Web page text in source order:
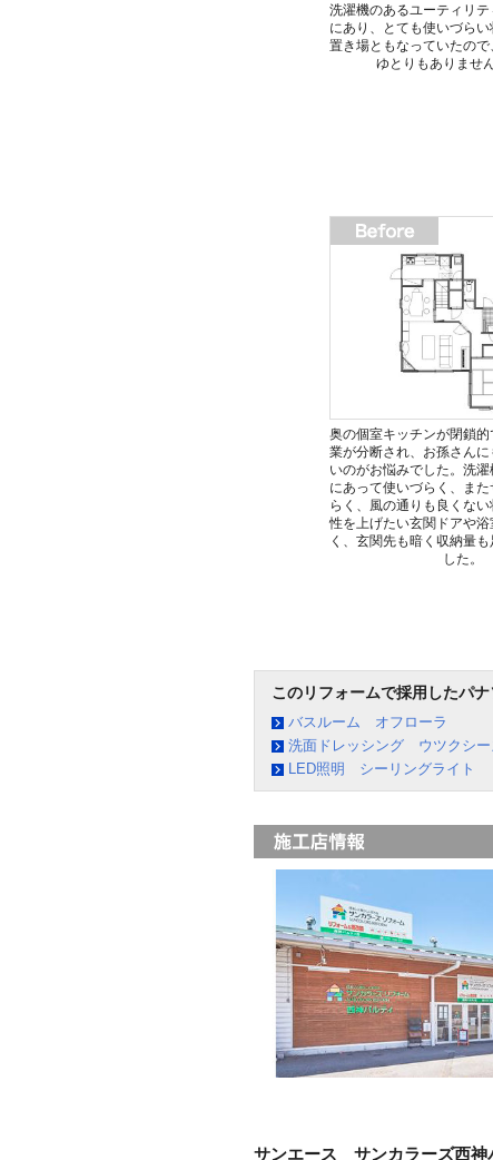
洗濯機のあるユーティリ
にあり、とても使いづら
置き場ともなっていたの
ゆとりもありませ
奥の個室キッチンが閉鎖
業が分断され、お孫さん
いのがお悩みでした。洗
にあって使いづらく、ま
らく、風の通りも良くな
性を上げたい玄関ドアや
く、玄関先も暗く収納量
した。
このリフォームで採用したパ
バスルーム オフローラ
洗面ドレッシング ウツクシー
LED照明 シーリングライト
サンエース サンカラーズ西神